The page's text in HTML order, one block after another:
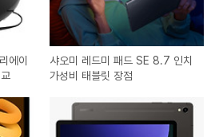
에이
샤오미 레드미 패드 SE 8.7 인치
가성비 태블릿 장점